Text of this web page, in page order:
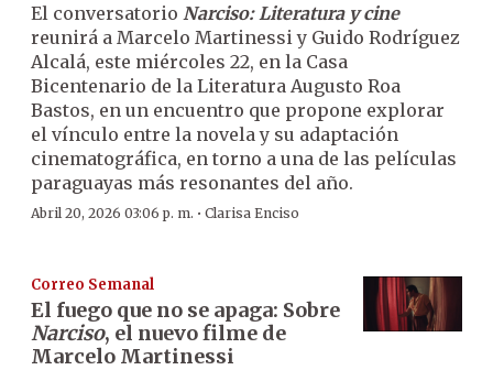
El conversatorio Narciso: Literatura y cine
reunirá a Marcelo Martinessi y Guido Rodríguez
Alcalá, este miércoles 22, en la Casa
Bicentenario de la Literatura Augusto Roa
Bastos, en un encuentro que propone explorar
el vínculo entre la novela y su adaptación
cinematográfica, en torno a una de las películas
paraguayas más resonantes del año.
Abril 20, 2026 03:06 p. m. · Clarisa Enciso
Correo Semanal
El fuego que no se apaga: Sobre
Narciso, el nuevo filme de
Marcelo Martinessi